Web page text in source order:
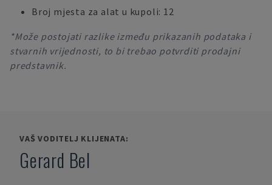
Broj mjesta za alat u kupoli: 12
*Može postojati razlike između prikazanih podataka i
stvarnih vrijednosti, to bi trebao potvrditi prodajni
predstavnik.
VAŠ VODITELJ KLIJENATA:
Gerard Bel